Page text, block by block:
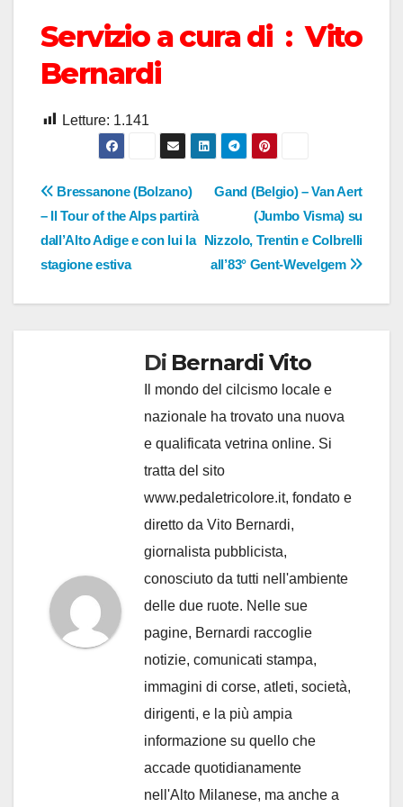
Servizio a cura di : Vito
Bernardi
Letture: 1.141
Navigazione
articoli
Gand (Belgio) – Van Aert
(Jumbo Visma) su
Nizzolo, Trentin e Colbrelli
all’83° Gent-Wevelgem
Bressanone (Bolzano)
– Il Tour of the Alps partirà
dall’Alto Adige e con lui la
stagione estiva
Di Bernardi Vito
Il mondo del cilcismo locale e
nazionale ha trovato una nuova
e qualificata vetrina online. Si
tratta del sito
www.pedaletricolore.it, fondato e
diretto da Vito Bernardi,
giornalista pubblicista,
conosciuto da tutti nell'ambiente
delle due ruote. Nelle sue
pagine, Bernardi raccoglie
notizie, comunicati stampa,
immagini di corse, atleti, società,
dirigenti, e la più ampia
informazione su quello che
accade quotidianamente
nell'Alto Milanese, ma anche a